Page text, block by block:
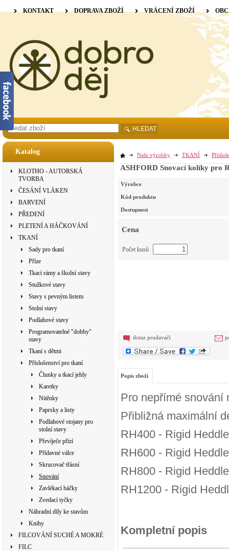
Katalog
KLOTHO - AUTORSKÁ
TVORBA
ČESÁNÍ VLÁKEN
BARVENÍ
PŘEDENÍ
PLETENÍ A HÁČKOVÁNÍ
TKANÍ
Sady pro tkaní
Příze
Tkací rámy a školní stavy
Stužkové stavy
Stavy s pevným listem
Stolní stavy
Podlahové stavy
Programovatelné "dobby"
stavy
Tkaní s dětmi
Příslušenství pro tkaní
Člunky a tkací jehly
Karetky
Nitěnky
Paprsky a listy
Podlahové stojany pro
stolní stavy
Převíječe přízí
Přídavné válce
Skrucovač třásní
Snování
Zavlékací háčky
Zvedací tyčky
Náhradní díly ke stavům
Knihy
FILCOVÁNÍ SUCHÉ A MOKRÉ
FILC
Naše výrobky TKANÍ
ASHFORD Snovací kolíky pro
Výrobce
Kód produktu
Dostupnost
Cena
Počet kusů
dotaz prodavači
Popis zboží
Pro nepřímé snování
Přibližná maximální
RH400 - Rigid
RH600 - Rigid
RH800 - Rigid
RH1200 - Rigid
Kompletní popis
KONTAKT DOPRAVA ZBOŽÍ VRÁCENÍ ZBOŽÍ
HLEDAT